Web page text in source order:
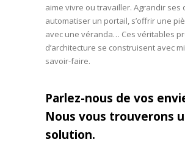
aime vivre ou travailler. Agrandir ses
automatiser un portail, s’offrir une
avec une véranda… Ces véritables
d’architecture se construisent avec
savoir-faire.
Parlez-nous de vos
Nous vous trouverons
solution.